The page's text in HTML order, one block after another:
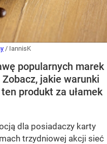
/ IannisK
popularnych marek
jakie warunki
produkt za ułamek
dla posiadaczy karty
trzydniowej akcji sieć